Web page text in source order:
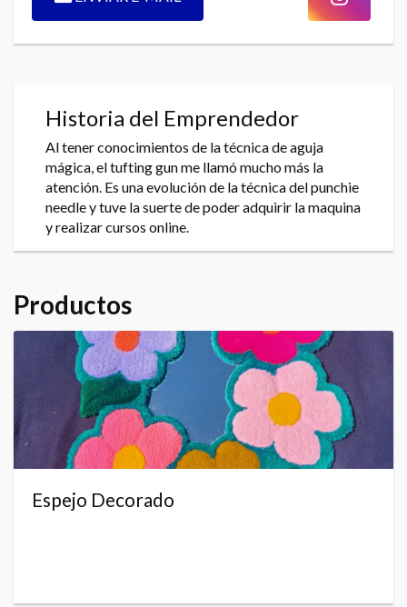
Historia del Emprendedor
Al tener conocimientos de la técnica de aguja
mágica, el tufting gun me llamó mucho más la
atención. Es una evolución de la técnica del punchie
needle y tuve la suerte de poder adquirir la maquina
y realizar cursos online.
Productos
Espejo Decorado